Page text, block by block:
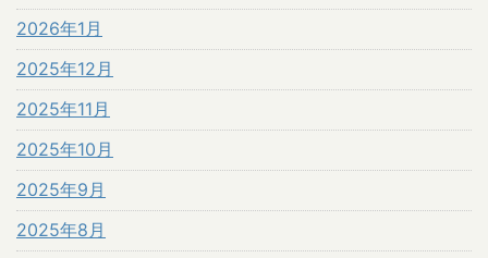
2026年1月
2025年12月
2025年11月
2025年10月
2025年9月
2025年8月